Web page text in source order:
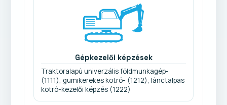
Gépkezelői képzések
Traktoralapú univerzális földmunkagép-
(1111), gumikerekes kotró- (1212), lánctalpas
kotró-kezelői képzés (1222)